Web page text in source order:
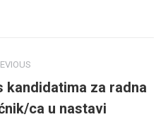
Previous
post:
za radna
ca u nastavi